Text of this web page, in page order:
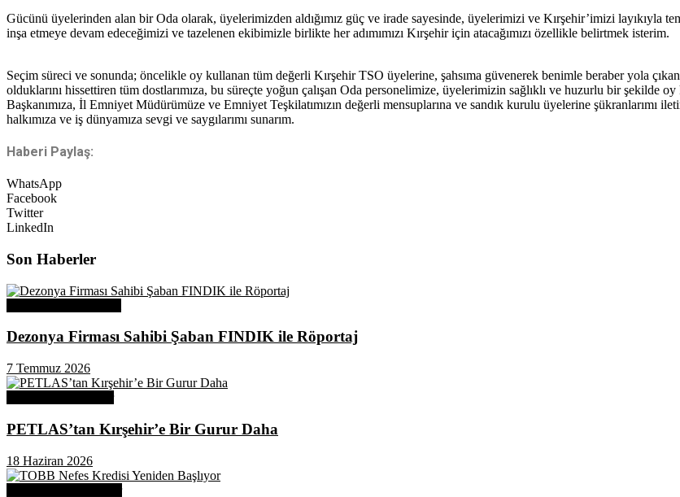
Gücünü üyelerinden alan bir Oda olarak, üyelerimizden aldığımız güç ve irade sayesinde, üyelerimizi ve Kırşehir’imizi layıkıyla
inşa etmeye devam edeceğimizi ve tazelenen ekibimizle birlikte her adımımızı Kırşehir için atacağımızı özellikle belirtmek isterim.
Seçim süreci ve sonunda; öncelikle oy kullanan tüm değerli Kırşehir TSO üyelerine, şahsıma güvenerek benimle beraber yola
olduklarını hissettiren tüm dostlarımıza, bu süreçte yoğun çalışan Oda personelimize, üyelerimizin sağlıklı ve huzurlu bir şekilde
Başkanımıza, İl Emniyet Müdürümüze ve Emniyet Teşkilatımızın değerli mensuplarına ve sandık kurulu üyelerine şükranlarımı
halkımıza ve iş dünyamıza sevgi ve saygılarımı sunarım.
Haberi Paylaş:
WhatsApp
Facebook
Twitter
LinkedIn
Son Haberler
Dezonya Firması Sahibi Şaban FINDIK ile Röportaj
7 Temmuz 2026
PETLAS’tan Kırşehir’e Bir Gurur Daha
18 Haziran 2026